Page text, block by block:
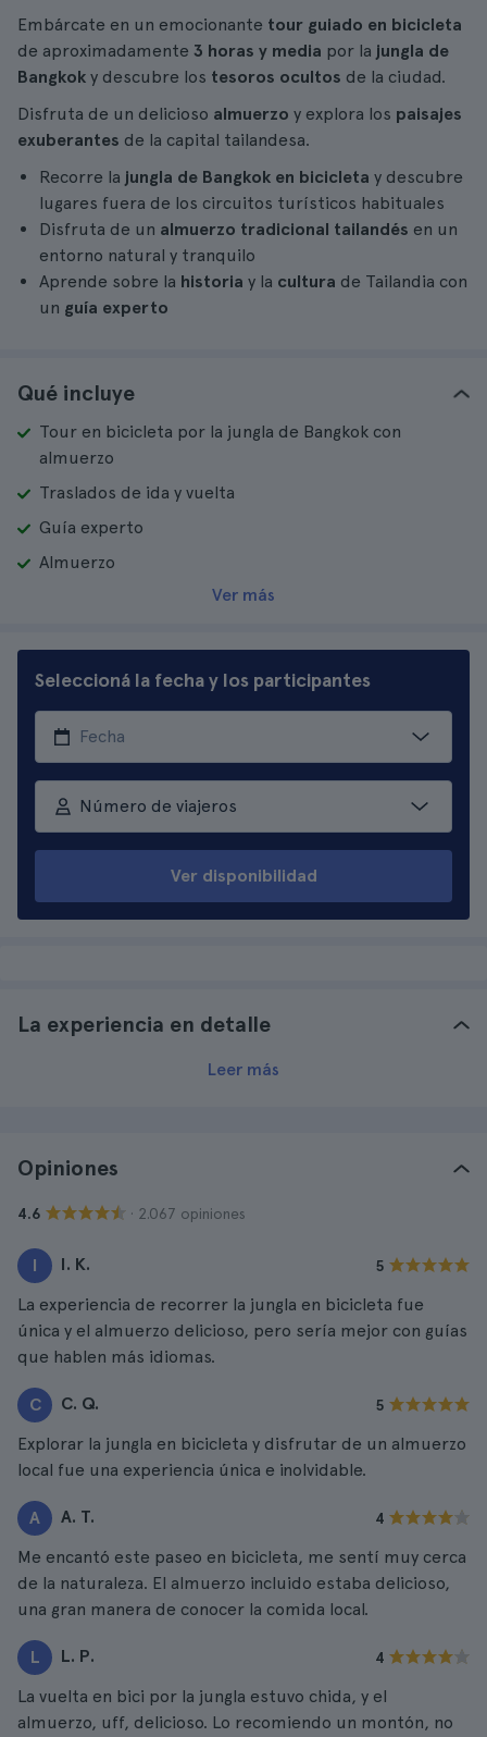
Embárcate en un emocionante tour guiado en bicicleta
de aproximadamente 3 horas y media por la jungla de
Bangkok y descubre los tesoros ocultos de la ciudad.
Disfruta de un delicioso almuerzo y explora los paisajes
exuberantes de la capital tailandesa.
Recorre la jungla de Bangkok en bicicleta y descubre
lugares fuera de los circuitos turísticos habituales
Disfruta de un almuerzo tradicional tailandés en un
entorno natural y tranquilo
Aprende sobre la historia y la cultura de Tailandia con
un guía experto
Qué incluye
Tour en bicicleta por la jungla de Bangkok con
almuerzo
Traslados de ida y vuelta
Guía experto
Almuerzo
Ver más
Seleccioná la fecha y los participantes
Número de viajeros
Ver disponibilidad
La experiencia en detalle
Leer más
Opiniones
4.6 · 2.067 opiniones
I I. K. 5
La experiencia de recorrer la jungla en bicicleta fue
única y el almuerzo delicioso, pero sería mejor con guías
que hablen más idiomas.
C C. Q. 5
Explorar la jungla en bicicleta y disfrutar de un almuerzo
local fue una experiencia única e inolvidable.
A A. T. 4
Me encantó este paseo en bicicleta, me sentí muy cerca
de la naturaleza. El almuerzo incluido estaba delicioso,
una gran manera de conocer la comida local.
L L. P. 4
La vuelta en bici por la jungla estuvo chida, y el
almuerzo, uff, delicioso. Lo recomiendo un montón, no